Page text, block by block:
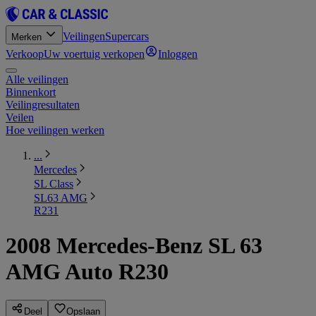
Merken VeilingenSupercars
VerkoopUw voertuig verkopen Inloggen
Alle veilingen
Binnenkort
Veilingresultaten
Veilen
Hoe veilingen werken
...
Mercedes
SL Class
SL63 AMG
R231
2008 Mercedes-Benz SL 63
AMG Auto R230
Deel Opslaan